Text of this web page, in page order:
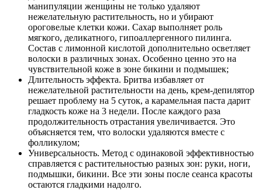
манипуляции женщины не только удаляют
нежелательную растительность, но и убирают
ороговелые клетки кожи. Сахар выполняет роль
мягкого, деликатного, гипоаллергенного пилинга.
Состав с лимонной кислотой дополнительно осветляет
волоски в различных зонах. Особенно ценно это на
чувствительной коже в зоне бикини и подмышек;
Длительность эффекта. Бритва избавляет от
нежелательной растительности на день, крем-депилятор
решает проблему на 5 суток, а карамельная паста дарит
гладкость коже на 3 недели. После каждого раза
продолжительность отрастания увеличивается. Это
объясняется тем, что волоски удаляются вместе с
фолликулом;
Универсальность. Метод с одинаковой эффективностью
справляется с растительностью разных зон: руки, ноги,
подмышки, бикини. Все эти зоны после сеанса красоты
остаются гладкими надолго.